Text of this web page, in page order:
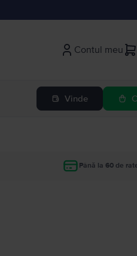
Contul meu
Vinde
Până la 60 de